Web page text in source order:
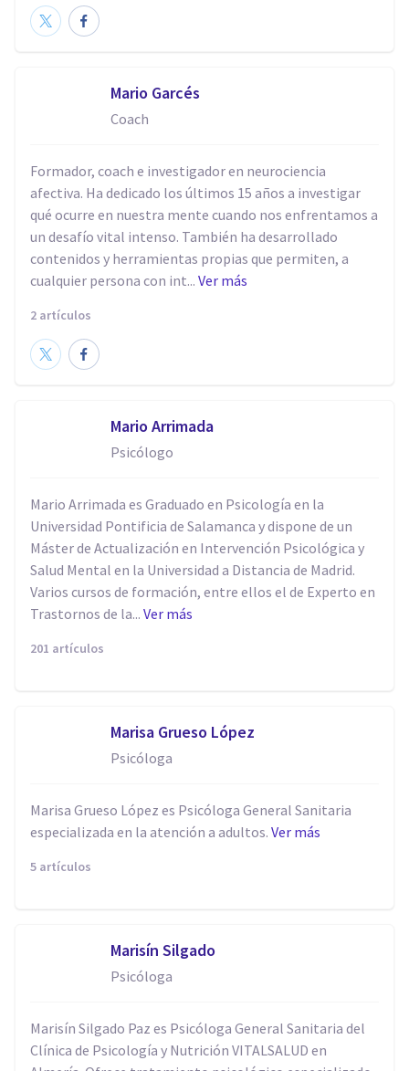
Mario Garcés
Coach
Formador, coach e investigador en neurociencia
afectiva. Ha dedicado los últimos 15 años a investigar
qué ocurre en nuestra mente cuando nos enfrentamos a
un desafío vital intenso. También ha desarrollado
contenidos y herramientas propias que permiten, a
cualquier persona con int... Ver más
2 artículos
Mario Arrimada
Psicólogo
Mario Arrimada es Graduado en Psicología en la
Universidad Pontificia de Salamanca y dispone de un
Máster de Actualización en Intervención Psicológica y
Salud Mental en la Universidad a Distancia de Madrid.
Varios cursos de formación, entre ellos el de Experto en
Trastornos de la... Ver más
201 artículos
Marisa Grueso López
Psicóloga
Marisa Grueso López es Psicóloga General Sanitaria
especializada en la atención a adultos. Ver más
5 artículos
Marisín Silgado
Psicóloga
Marisín Silgado Paz es Psicóloga General Sanitaria del
Clínica de Psicología y Nutrición VITALSALUD en